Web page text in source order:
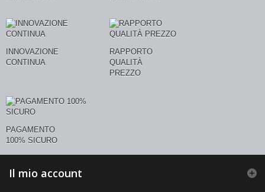
INNOVAZIONE
CONTINUA
RAPPORTO
QUALITÀ
PREZZO
PAGAMENTO
100% SICURO
Il mio account